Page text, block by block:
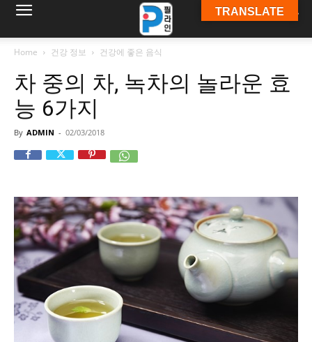
Home 건강 정보 건강에 좋은 음식
차 중의 차, 녹차의 놀라운 효
능 6가지
By ADMIN - 02/03/2018
TRANSLATE